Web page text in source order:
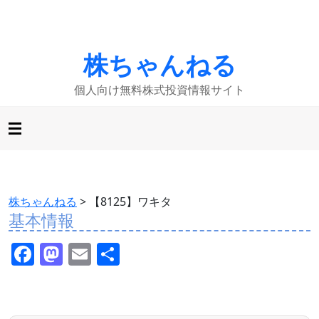
株ちゃんねる
個人向け無料株式投資情報サイト
株ちゃんねる > 【8125】ワキタ
基本情報
F M E